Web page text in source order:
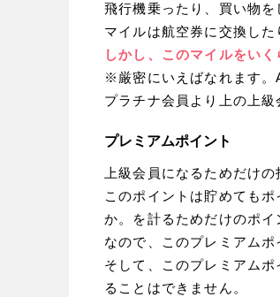
飛行機乗ったり、買い物
マイルは航空券に交換し
しかし、このマイルをい
※厳密にいえばなれます。
プラチナ会員より上の上
プレミアムポイント
上級会員になるためだけ
このポイントは貯めても
か。を計るためだけのポイ
なので、このプレミアム
そして、このプレミアム
ることはできません。